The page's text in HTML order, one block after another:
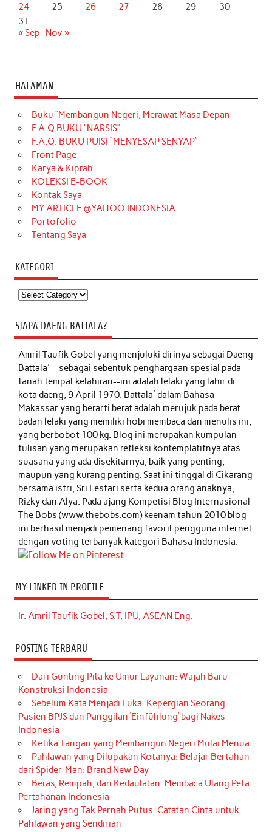
24
25 26 27 28 29
30
31
« Sep
Nov »
HALAMAN
Buku “Membangun Negeri, Merawat Masa Depan
F.A.Q BUKU “NARSIS”
F.A.Q. BUKU PUISI “MENYESAP SENYAP”
Front Page
Karya & Kiprah
KOLEKSI E-BOOK
Kontak Saya
MY ARTICLE @YAHOO INDONESIA
Portofolio
Tentang Saya
KATEGORI
Kategori
SIAPA DAENG BATTALA?
Amril Taufik Gobelyang menjuluki dirinya sebagai Daeng
Battala'-- sebagai sebentuk penghargaan spesial pada
tanah tempat kelahiran--ini adalah lelaki yang lahir di
kota daeng, 9 April 1970. Battala' dalam Bahasa
Makassar yang berarti berat adalah merujuk pada berat
badan lelaki yang memiliki hobi membaca dan menulis ini,
yang berbobot 100 kg. Blog ini merupakan kumpulan
tulisan yang merupakan refleksi kontemplatifnya atas
suasana yang ada disekitarnya, baik yang penting,
maupun yang kurang penting. Saat ini tinggal di Cikarang
bersama istri, Sri Lestari serta kedua orang anaknya,
Rizky dan Alya. Pada ajang Kompetisi Blog Internasional
The Bobs (www.thebobs.com) keenam tahun 2010 blog
ini berhasil menjadi pemenang favorit pengguna internet
dengan voting terbanyak kategori Bahasa Indonesia.
MY LINKED IN PROFILE
Ir. Amril Taufik Gobel, S.T, IPU, ASEAN Eng.
POSTING TERBARU
Dari Gunting Pita ke Umur Layanan: Wajah Baru
Konstruksi Indonesia
Sebelum Kata Menjadi Luka: Kepergian Seorang
Pasien BPJS dan Panggilan ‘Einfühlung’ bagi Nakes
Indonesia
Ketika Tangan yang Membangun Negeri Mulai Menua
Pahlawan yang Dilupakan Kotanya: Belajar Bertahan
dari Spider-Man: Brand New Day
Beras, Rempah, dan Kedaulatan: Membaca Ulang Peta
Pertahanan Indonesia
Jaring yang Tak Pernah Putus: Catatan Cinta untuk
Pahlawan yang Sendirian